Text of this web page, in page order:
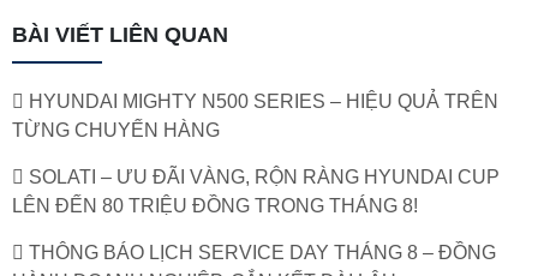
BÀI VIẾT LIÊN QUAN
HYUNDAI MIGHTY N500 SERIES – HIỆU QUẢ TRÊN
TỪNG CHUYẾN HÀNG
SOLATI – ƯU ĐÃI VÀNG, RỘN RÀNG HYUNDAI CUP
LÊN ĐẾN 80 TRIỆU ĐỒNG TRONG THÁNG 8!
THÔNG BÁO LỊCH SERVICE DAY THÁNG 8 – ĐỒNG